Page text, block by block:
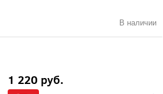
В наличии
1 220 руб.